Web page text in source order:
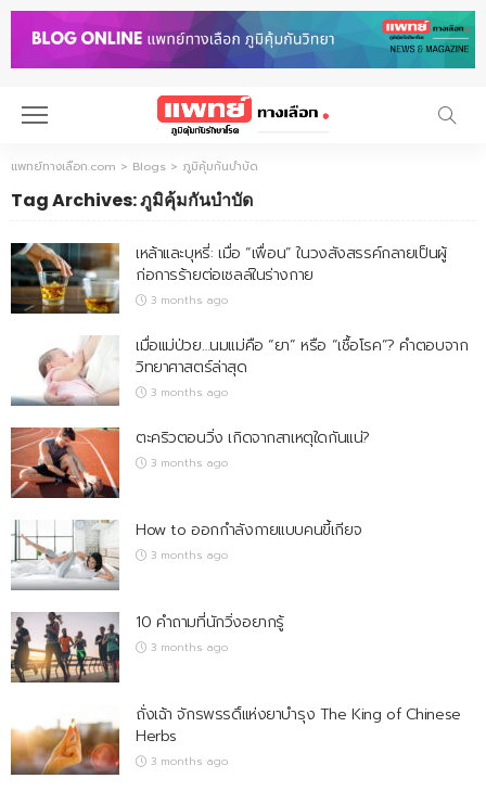
แพทย์ทางเลือก.com > Blogs > ภูมิคุ้มกันบำบัด
Tag Archives: ภูมิคุ้มกันบำบัด
เหล้าและบุหรี่: เมื่อ “เพื่อน” ในวงสังสรรค์กลายเป็นผู้
ก่อการร้ายต่อเซลล์ในร่างกาย
3 months ago
เมื่อแม่ป่วย…นมแม่คือ “ยา” หรือ “เชื้อโรค”? คำตอบจาก
วิทยาศาสตร์ล่าสุด
3 months ago
ตะคริวตอนวิ่ง เกิดจากสาเหตุใดกันแน่?
3 months ago
How to ออกกำลังกายแบบคนขี้เกียจ
3 months ago
10 คำถามที่นักวิ่งอยากรู้
3 months ago
ถั่งเฉ้า จักรพรรดิ์แห่งยาบำรุง The King of Chinese
Herbs
3 months ago